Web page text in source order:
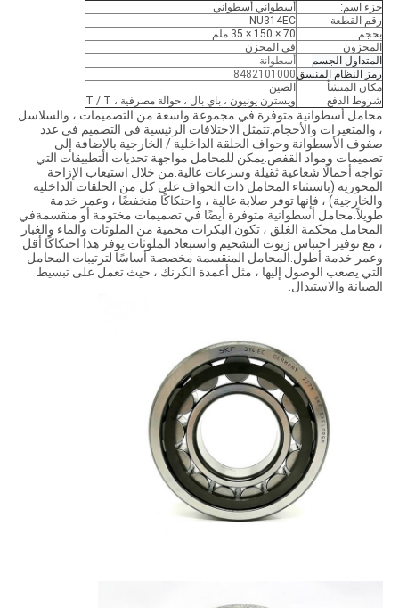
جزء اسم:
أسطواني أسطواني
رقم القطعة
NU314EC
بحجم
70 × 150 × 35 ملم
المخزون
في المخزن
المتداول الجسم
أسطوانة
رمز النظام المنسق8482101000
مكان المنشأ
الصين
شروط الدفع
ويسترن يونيون ، باي بال ، حوالة مصرفية ، T / T
محامل أسطوانية متوفرة في مجموعة واسعة من التصميمات ، والسلاسل
، والمتغيرات والأحجام.تتمثل الاختلافات الرئيسية في التصميم في عدد
صفوف الأسطوانة وحواف الحلقة الداخلية / الخارجية بالإضافة إلى
تصميمات ومواد القفص.يمكن للمحامل مواجهة تحديات التطبيقات التي
تواجه أحمالًا شعاعية ثقيلة وسرعات عالية.من خلال استيعاب الإزاحة
المحورية (باستثناء المحامل ذات الحواف على كل من الحلقات الداخلية
والخارجية) ، فإنها توفر صلابة عالية ، واحتكاكًا منخفضًا ، وعمر خدمة
طويلاً.محامل أسطوانية متوفرة أيضًا في تصميمات مختومة أو منقسمةفي
المحامل محكمة الغلق ، تكون البكرات محمية من الملوثات والماء والغبار
، مع توفير احتباس زيوت التشحيم واستبعاد الملوثات.يوفر هذا احتكاكًا أقل
وعمر خدمة أطول.المحامل المنقسمة مخصصة أساسًا لترتيبات المحامل
التي يصعب الوصول إليها ، مثل أعمدة الكرنك ، حيث تعمل على تبسيط
الصيانة والاستبدال.